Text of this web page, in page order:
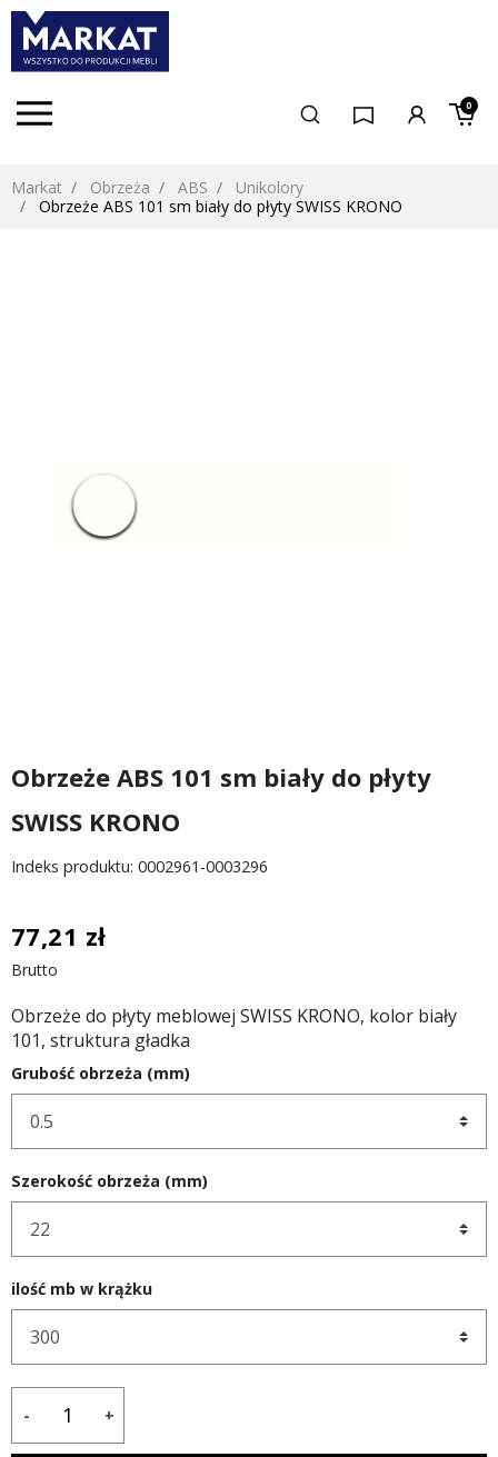
0
Markat Obrzeża ABS
Unikolory
Obrzeże ABS 101 sm biały do płyty SWISS KRONO
Obrzeże ABS 101 sm biały do płyty
SWISS KRONO
Indeks produktu: 0002961-0003296
77,21 zł
Brutto
Obrzeże do płyty meblowej SWISS KRONO, kolor biały
101, struktura gładka
Grubość obrzeża (mm)
Szerokość obrzeża (mm)
ilość mb w krążku
- +